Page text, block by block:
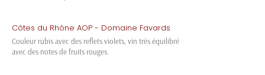
Côtes du Rhône AOP - Domaine Favards
Couleur rubis avec des reflets violets, vin très équilibré
avec des notes de fruits rouges.